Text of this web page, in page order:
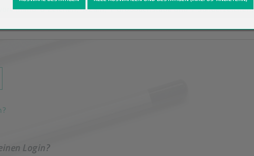
(mind. 8 Zeichen, 1 Zahl, 1 Großbuchstabe und 1 Sonderzeichen)
Login?